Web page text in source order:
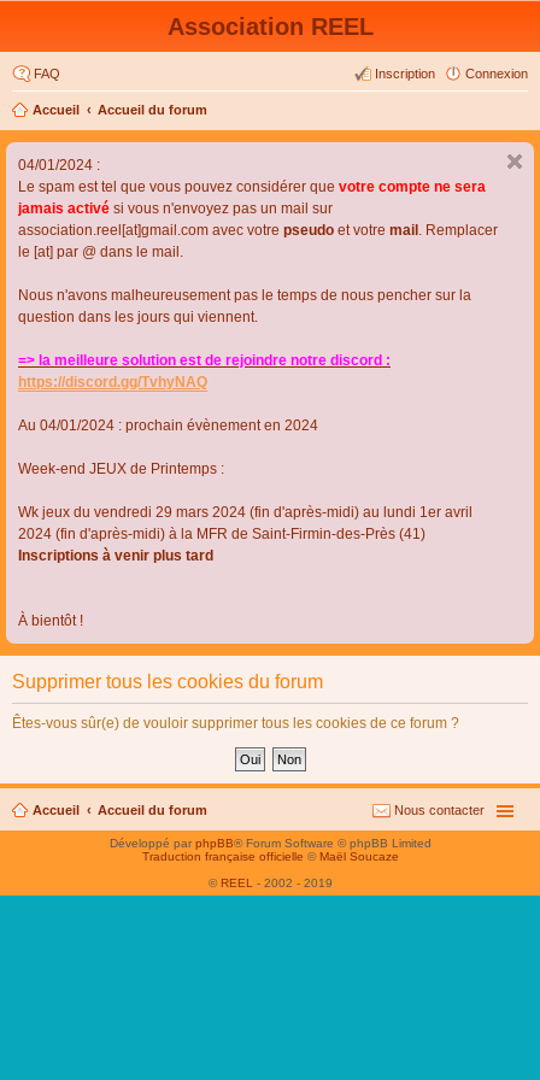
Association REEL
FAQ Connexion
Inscription
Accueil Accueil du forum
04/01/2024 :
Le spam est tel que vous pouvez considérer que votre compte ne sera
jamais activé si vous n'envoyez pas un mail sur
association.reel[at]gmail.com avec votre pseudo et votre mail . Remplacer
le [at] par @ dans le mail.
Nous n'avons malheureusement pas le temps de nous pencher sur la
question dans les jours qui viennent.
=> la meilleure solution est de rejoindre notre discord :
https://discord.gg/TvhyNAQ
Au 04/01/2024 : prochain évènement en 2024
Week-end JEUX de Printemps :
Wk jeux du vendredi 29 mars 2024 (fin d'après-midi) au lundi 1er avril
2024 (fin d'après-midi) à la MFR de Saint-Firmin-des-Près (41)
Inscriptions à venir plus tard
À bientôt !
Supprimer tous les cookies du forum
Êtes-vous sûr(e) de vouloir supprimer tous les cookies de ce forum ?
Accueil Accueil du forum Nous contacter
Développé parphpBB® Forum Software © phpBB Limited
Traduction française officielle © Maël Soucaze
© REEL - 2002 - 2019